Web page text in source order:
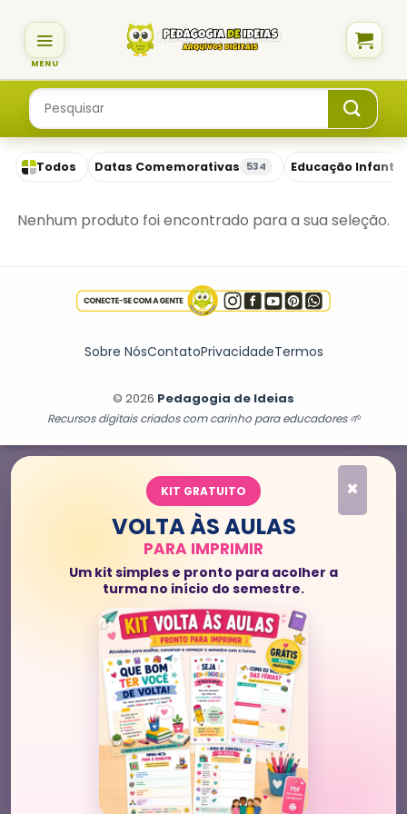
content
Pesquisar
por:
Todos Datas Comemorativas 534 Educação Infantil
Nenhum produto foi encontrado para a sua seleção.
Sobre NósContatoPrivacidadeTermos
© 2026 Pedagogia de Ideias
Recursos digitais criados com carinho para educadores 🌱
×
KIT GRATUITO
VOLTA ÀS AULAS
PARA IMPRIMIR
Um kit simples e pronto para acolher a
turma no início do semestre.